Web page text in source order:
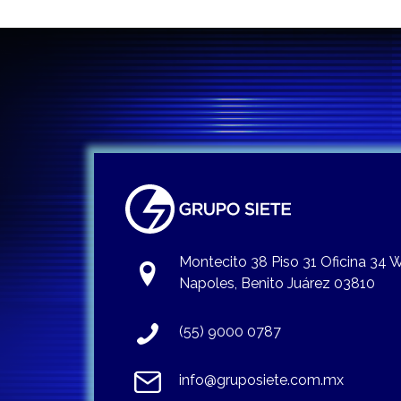
Montecito 38 Piso 31 Oficina 34
Napoles, Benito Juárez 03810
(55) 9000 0787
info@gruposiete.com.mx